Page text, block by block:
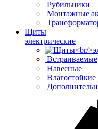
Рубильники
Монтажные
Щиты
электрические
Встраиваемые
Навесные
Влагостойкие